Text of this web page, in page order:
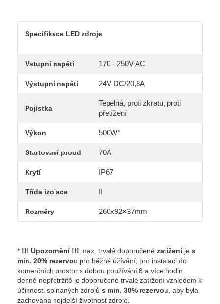
Specifikace LED zdroje
Vstupní napětí 170 - 250V AC
Výstupní napětí 24V DC/20,8A
Pojistka
Tepelná, proti zkratu, proti
přetížení
Výkon 500W*
Startovací proud 70A
Krytí IP67
Třída izolace II
Rozměry 260x92×37mm
* !!! Upozornění !!! max. trvalé doporučené zatíženíje s
min. 20% rezervou pro běžné užívání, pro instalaci do
komerčních prostor s dobou používání 8 a více hodin
denně nepřetržitě je doporučené trvalé zatížení vzhledem k
účinnosti spínaných zdrojů s min. 30% rezervou , aby byla
zachována nejdelší životnost zdroje.